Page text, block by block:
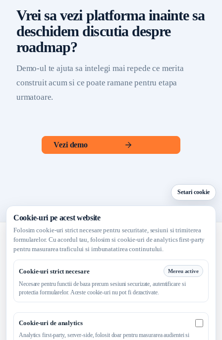
Vrei sa vezi platforma inainte sa
deschidem discutia despre
roadmap?
Demo-ul te ajuta sa intelegi mai repede ce merita
construit acum si ce poate ramane pentru etapa
urmatoare.
Vezi demo
Launch faster. Sell smarter.
Platforma Pentru antreprenori Vizibilitate online
Resurse Blog Despre Contact
Setari cookie
Cookie-uri pe acest website
Folosim cookie-uri strict necesare pentru securitate, sesiuni si trimiterea
formularelor. Cu acordul tau, folosim si cookie-uri de analytics first-party
pentru masurarea traficului si imbunatatirea continutului.
Cookie-uri strict necesare Mereu active
Necesare pentru functii de baza precum sesiuni securizate, autentificare si
protectia formularelor. Aceste cookie-uri nu pot fi dezactivate.
Cookie-uri de analytics
Cookie-
Analytics first-party, server-side, folosit doar pentru masurarea audientei si